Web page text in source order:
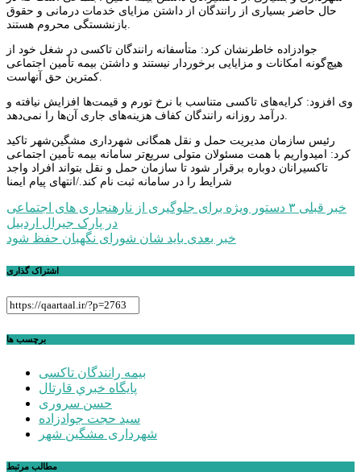
حال حاضر بسیاری از رانندگان از داشتن مزایای خدمات درمانی و حقوق
جوادزاده خاطرنشان کرد: متأسفانه رانندگان تاکسی در شغل خود از
هیچ‌گونه امکانات و مزایایی برخوردار نیستند و داشتن بیمه تأمین اجتماعی
وی افزود: کرایه‌های تاکسی متناسب با نرخ تورم و قیمت‌ها افزایش نیافته و
رئیس سازمان مدیریت حمل و نقل همگانی شهرداری مشگین‌شهر تاکید
کرد: امیدواریم با همت مسئولان متولی سریع‌تر سامانه بیمه تأمین اجتماعی
تاکسیرانان دوباره برقرار شود تا سازمان حمل و نقل بتواند افراد واجد
شرایط را در سامانه ثبت نام کند./انتهای پیام ایمنا
راهبری
نوشته
خبر قبلی
۳ دستور ویژه برای جلوگیری از نارهنجاری های اجتماعی
در پارک جیرال اردبیل
خبر بعدی باید شان شورای نگهبان حفظ شود
اشتراک گذاری
برچسب ها
بیمه رانندگان تاکسی
پايگاه خبري قارتال
حسن سروری
سید حجت جوادزاده
شهرداری مشگین شهر
مطالب مرتبط